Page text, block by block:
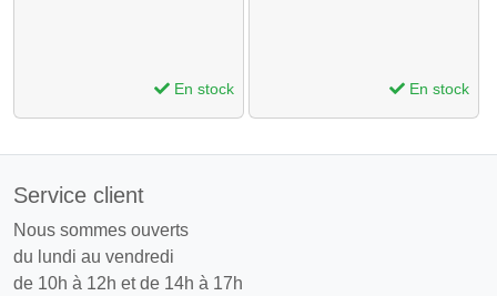
En stock En stock
Service client
Nous sommes ouverts
du lundi au vendredi
de 10h à 12h et de 14h à 17h